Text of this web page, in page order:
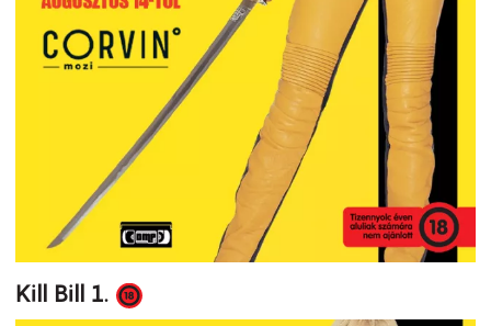
Kill Bill 1.